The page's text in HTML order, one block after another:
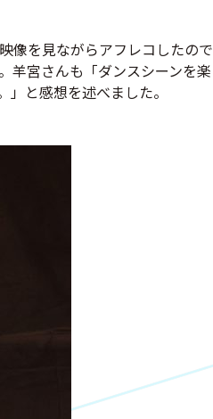
像を見ながらアフレコしたので
羊宮さんも「ダンスシーンを楽
と感想を述べました。